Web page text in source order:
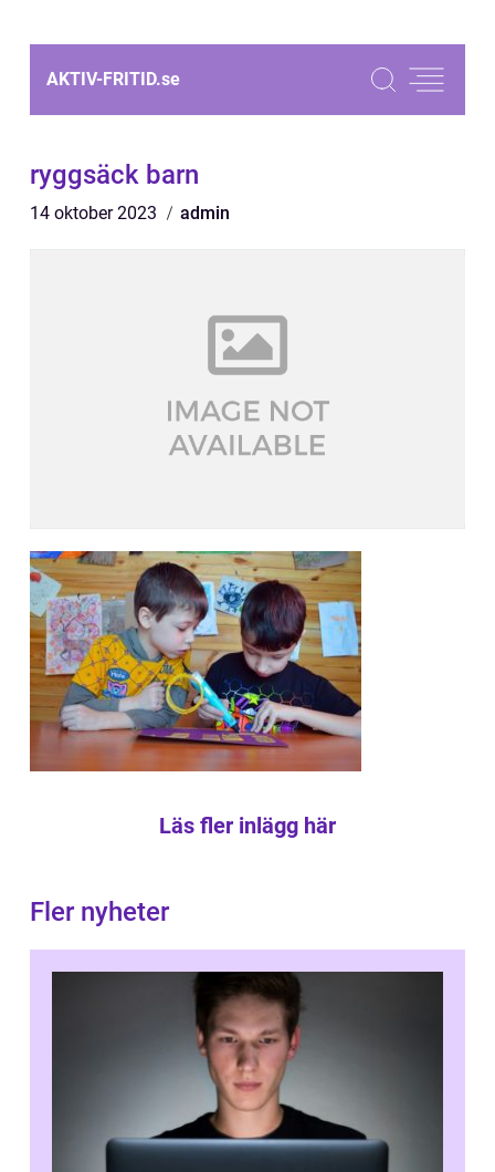
AKTIV-FRITID.se
ryggsäck barn
14 oktober 2023 admin
Läs fler inlägg här
Fler nyheter